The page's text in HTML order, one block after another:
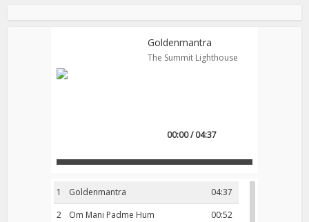
Goldenmantra
The Summit Lighthouse
00:00 / 04:37
1 04:37
Goldenmantra
2
00:52
Om Mani Padme Hum